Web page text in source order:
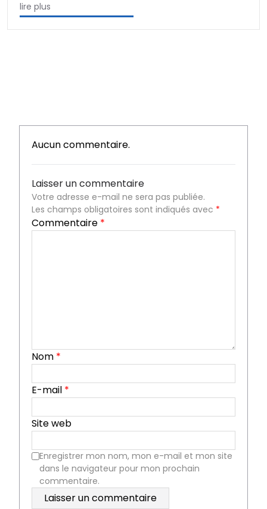
lire plus
Aucun commentaire.
Laisser un commentaire
Votre adresse e-mail ne sera pas publiée.
Les champs obligatoires sont indiqués avec *
Commentaire *
Nom *
E-mail *
Site web
Enregistrer mon nom, mon e-mail et mon site
dans le navigateur pour mon prochain
commentaire.